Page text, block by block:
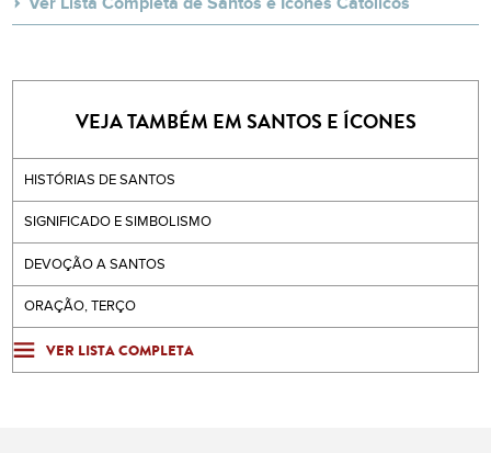
VEJA TAMBÉM EM SANTOS E ÍCONES
HISTÓRIAS DE SANTOS
SIGNIFICADO E SIMBOLISMO
DEVOÇÃO A SANTOS
ORAÇÃO, TERÇO
VER LISTA COMPLETA